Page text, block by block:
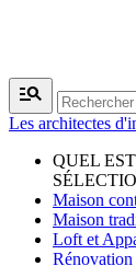
manage_search
Les architectes
QUEL
Maison
Maison
Loft et
Rénovation